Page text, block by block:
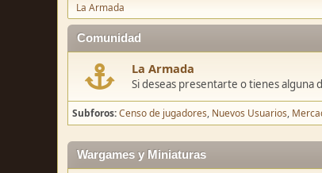
La Armada
Comunidad
La Armada
Si deseas presentarte o tienes alguna
Subforos Censo de jugadores Nuevos Usuarios
Wargames y Miniaturas